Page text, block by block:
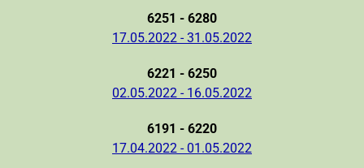
6251 - 6280
17.05.2022 - 31.05.2022
6221 - 6250
02.05.2022 - 16.05.2022
6191 - 6220
17.04.2022 - 01.05.2022